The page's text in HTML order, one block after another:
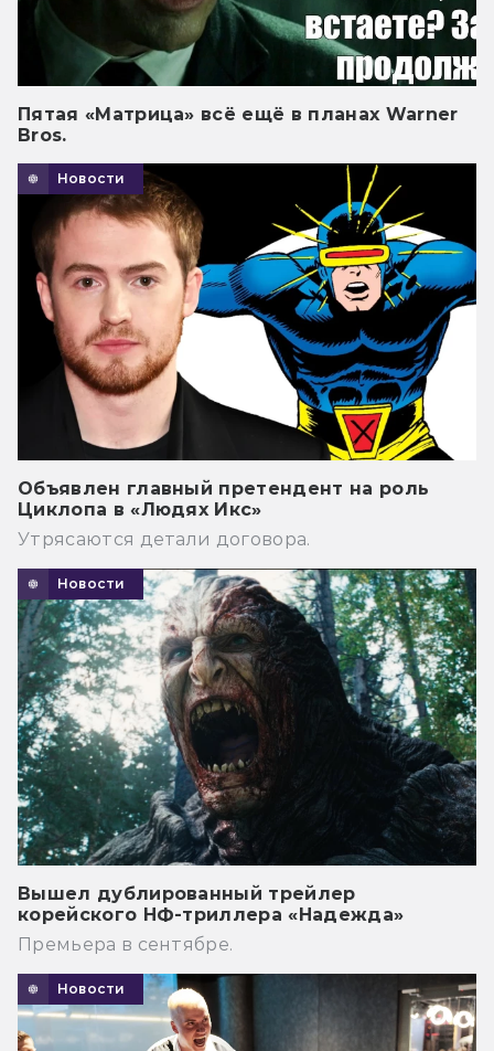
Пятая «Матрица» всё ещё в планах Warner
Bros.
Новости
Объявлен главный претендент на роль
Циклопа в «Людях Икс»
Утрясаются детали договора.
Новости
Вышел дублированный трейлер
корейского НФ-триллера «Надежда»
Премьера в сентябре.
Новости